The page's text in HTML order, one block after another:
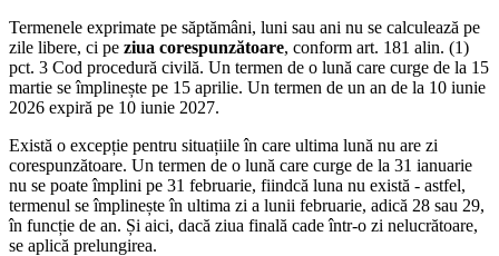
Termenele exprimate pe săptămâni, luni sau ani nu se calculează pe
zile libere, ci pe ziua corespunzătoare, conform art. 181 alin. (1)
pct. 3 Cod procedură civilă. Un termen de o lună care curge de la 15
martie se împlinește pe 15 aprilie. Un termen de un an de la 10 iunie
2026 expiră pe 10 iunie 2027.
Există o excepție pentru situațiile în care ultima lună nu are zi
corespunzătoare. Un termen de o lună care curge de la 31 ianuarie
nu se poate împlini pe 31 februarie, fiindcă luna nu există - astfel,
termenul se împlinește în ultima zi a lunii februarie, adică 28 sau 29,
în funcție de an. Și aici, dacă ziua finală cade într-o zi nelucrătoare,
se aplică prelungirea.